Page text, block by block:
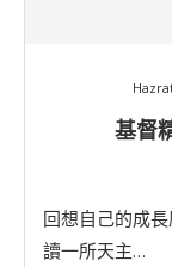
基督
回想自己的成
讀一所天主…